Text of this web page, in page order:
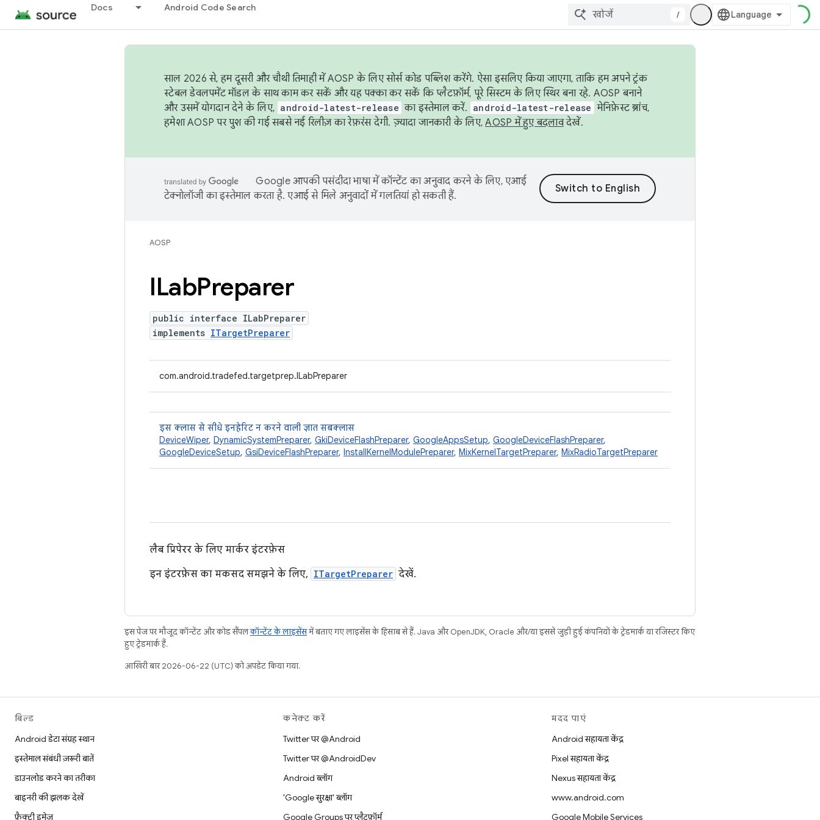
Docs Android Code Search
/
साल 2026 से, हम दूसरी और चौथी तिमाही में AOSP के लिए सोर्स कोड पब्लिश करेंगे. ऐसा इसलिए किया जाएगा, ताकि हम अपने ट्रंक
स्टेबल डेवलपमेंट मॉडल के साथ काम कर सकें और यह पक्का कर सकें कि प्लैटफ़ॉर्म, पूरे सिस्टम के लिए स्थिर बना रहे. AOSP बनाने
और उसमें योगदान देने के लिए, android-latest-release का इस्तेमाल करें. android-latest-release मेनिफ़ेस्ट ब्रांच,
हमेशा AOSP पर पुश की गई सबसे नई रिलीज़ का रेफ़रंस देगी. ज़्यादा जानकारी के लिए,AOSP में हुए बदलावदेखें.
Google आपकी पसंदीदा भाषा में कॉन्टेंट का अनुवाद करने के लिए, एआई
टेक्नोलॉजी का इस्तेमाल करता है. एआई से मिले अनुवादों में गलतियां हो सकती हैं.
AOSP
ILabPreparer
public interface ILabPreparer
implements ITargetPreparer
com.android.tradefed.targetprep.ILabPreparer
इस क्लास से सीधे इनहेरिट न करने वाली ज्ञात सबक्लास
DeviceWiper, DynamicSystemPreparer, GkiDeviceFlashPreparer, GoogleAppsSetup, GoogleDeviceFlashPreparer,
GoogleDeviceSetup, GsiDeviceFlashPreparer, InstallKernelModulePreparer, MixKernelTargetPreparer, MixRadioTargetPreparer
लैब प्रिपेरर के लिए मार्कर इंटरफ़ेस
इन इंटरफ़ेस का मकसद समझने के लिए, ITargetPreparer देखें.
इस पेज पर मौजूद कॉन्टेंट और कोड सैंपलकॉन्टेंट के लाइसेंसमें बताए गए लाइसेंस के हिसाब से हैं. Java और OpenJDK, Oracle और/या इससे जुड़ी हुई कंपनियों के ट्रेडमार्क या रजिस्टर किए
हुए ट्रेडमार्क हैं.
आखिरी बार 2026-06-22 (UTC) को अपडेट किया गया.
बिल्ड
Android डेटा संग्रह स्थान
इस्तेमाल संबंधी ज़रूरी बातें
डाउनलोड करने का तरीका
बाइनरी की झलक देखें
फ़ैक्ट्री इमेज
कनेक्ट करें
Twitter पर @Android
Twitter पर @AndroidDev
Android ब्लॉग
'Google सुरक्षा' ब्लॉग
Google Groups पर प्लैटफ़ॉर्म
मदद पाएं
Android सहायता केंद्र
Pixel सहायता केंद्र
Nexus सहायता केंद्र
www.android.com
Google Mobile Services